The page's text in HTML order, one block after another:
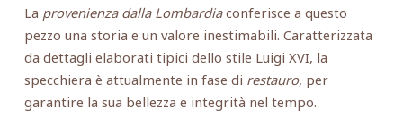
La provenienza dalla Lombardiaconferisce a questo
pezzo una storia e un valore inestimabili. Caratterizzata
da dettagli elaborati tipici dello stile Luigi XVI, la
specchiera è attualmente in fase di restauro, per
garantire la sua bellezza e integrità nel tempo.